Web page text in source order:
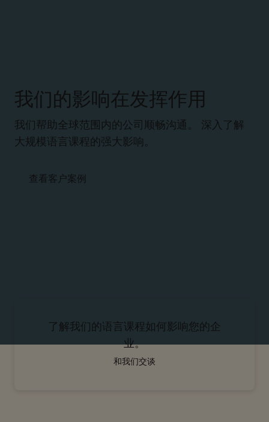
我们的影响在发挥作用
我们帮助全球范围内的公司顺畅沟通。 深入了解
大规模语言课程的强大影响。
查看客户案例
了解我们的语言课程如何影响您的企
业。
和我们交谈